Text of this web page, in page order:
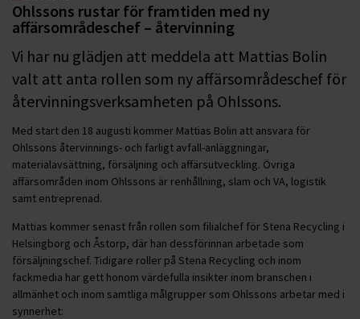
Ohlssons rustar för framtiden med ny
affärsområdeschef – återvinning
Vi har nu glädjen att meddela att Mattias Bolin
valt att anta rollen som ny affärsområdeschef för
återvinningsverksamheten på Ohlssons.
Med start den 18 augusti kommer Mattias Bolin att ansvara för
Ohlssons återvinnings- och farligt avfall-anläggningar,
materialavsättning, försäljning och affärsutveckling. Övriga
affärsområden inom Ohlssons är renhållning, slam och VA, logistik
samt entreprenad.
Mattias kommer senast från rollen som filialchef för Stena Recycling i
Helsingborg och Åstorp, där han dessförinnan arbetade som
försäljningschef. Tidigare roller på Stena Recycling och inom
fackmedia har gett honom värdefulla insikter inom branschen i
allmänhet och inom samtliga målgrupper som Ohlssons arbetar med i
synnerhet: